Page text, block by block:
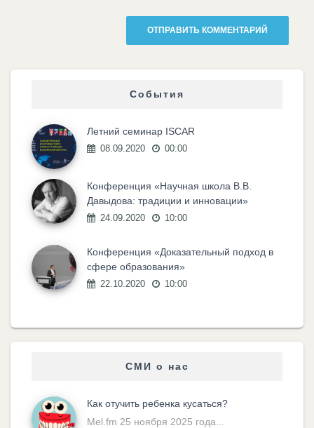
События
Летний семинар ISCAR
08.09.2020 00:00
Конференция «Научная школа В.В.
Давыдова: традиции и инновации»
24.09.2020 10:00
Конференция «Доказательный подход в
сфере образования»
22.10.2020 10:00
СМИ о нас
Как отучить ребенка кусаться?
Mel.fm 25 ноября 2025 года...